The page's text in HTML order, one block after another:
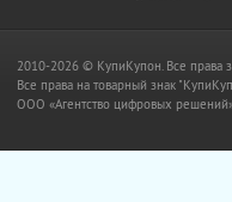
2010-2026 © КупиКупон. Все права
Все права на товарный знак
OOO «Агентство цифровых